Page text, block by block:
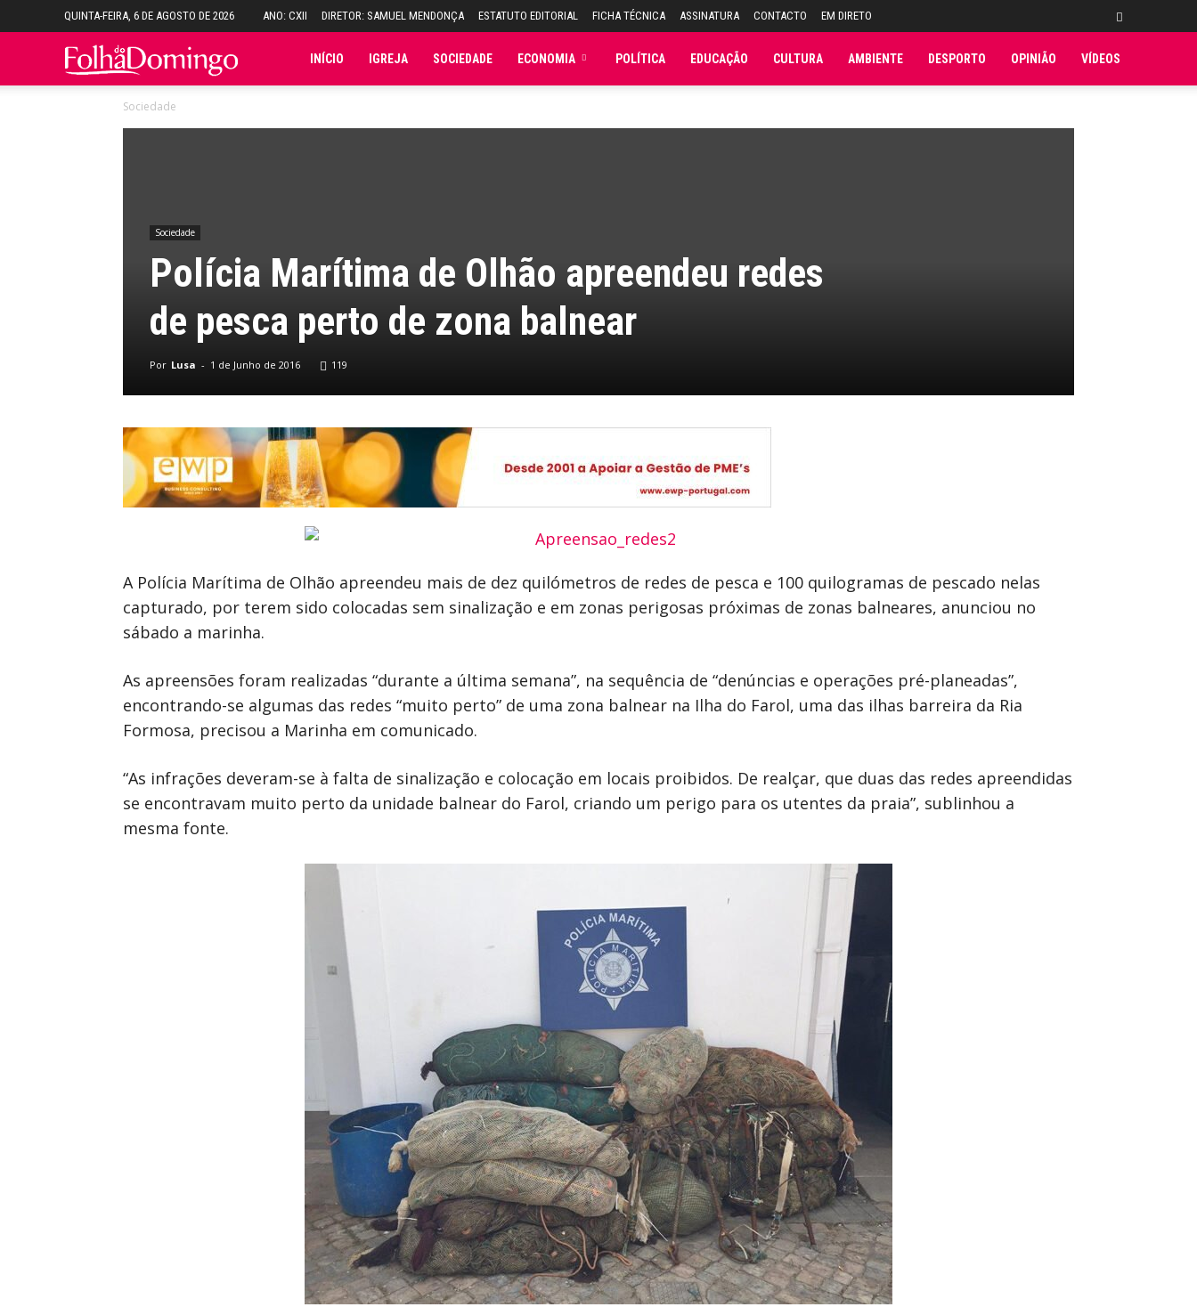
QUINTA-FEIRA, 6 DE AGOSTO DE 2026 ANO: CXII DIRETOR: SAMUEL MENDONÇA ESTATUTO EDITORIAL FICHA TÉCNICA ASSINATURA CONTACTO EM DIRETO
Folha INÍCIO IGREJA SOCIEDADE ECONOMIA POLÍTICA EDUCAÇÃO CULTURA AMBIENTE DESPORTO OPINIÃO VÍDEOS
Sociedade
Sociedade
Polícia Marítima de Olhão apreendeu redes
de pesca perto de zona balnear
Por Lusa - 1 de Junho de 2016 119
A Polícia Marítima de Olhão apreendeu mais de dez quilómetros de redes de pesca e 100 quilogramas de pescado nelas
capturado, por terem sido colocadas sem sinalização e em zonas perigosas próximas de zonas balneares, anunciou no
sábado a marinha.
As apreensões foram realizadas “durante a última semana”, na sequência de “denúncias e operações pré-planeadas”,
encontrando-se algumas das redes “muito perto” de uma zona balnear na Ilha do Farol, uma das ilhas barreira da Ria
Formosa, precisou a Marinha em comunicado.
“As infrações deveram-se à falta de sinalização e colocação em locais proibidos. De realçar, que duas das redes apreendidas
se encontravam muito perto da unidade balnear do Farol, criando um perigo para os utentes da praia”, sublinhou a
mesma fonte.